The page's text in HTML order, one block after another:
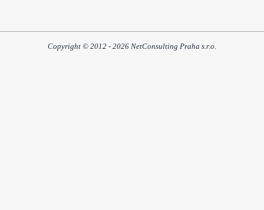
Copyright © 2012 - 2026 NetConsulting Praha s.r.o.